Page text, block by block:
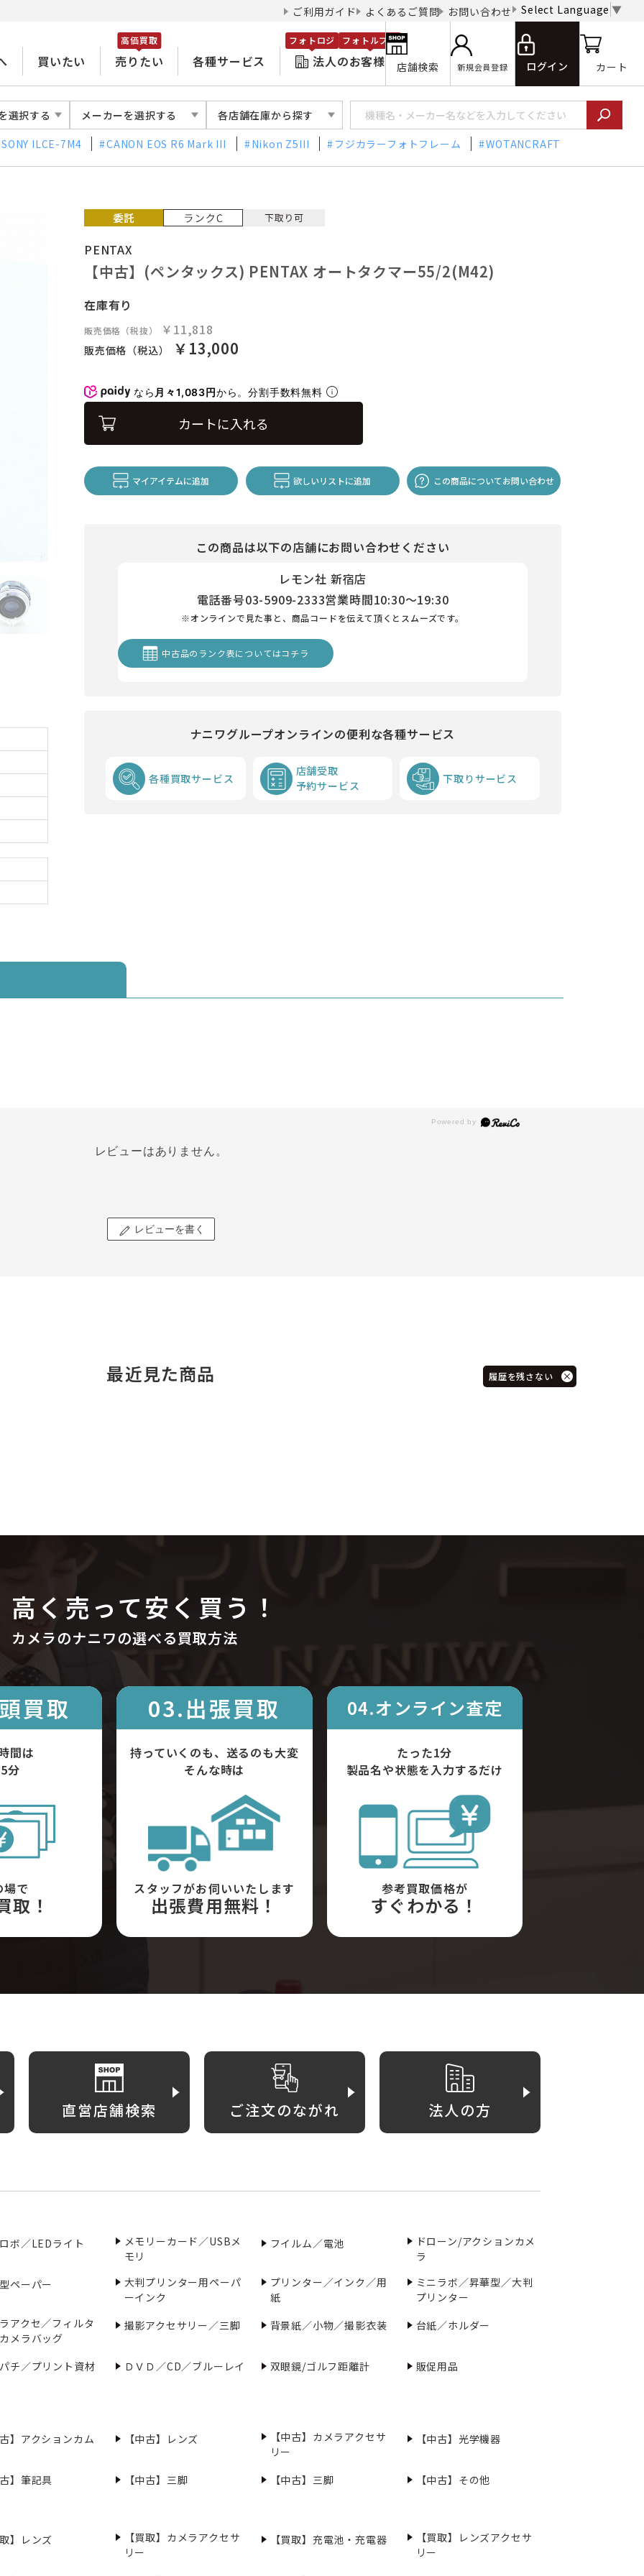
ご利用ガイド よくあるご質問 お問い合わせ Select Language ▼
買いたい 売りたい
高価買取
各種サービス 法人のお客様
フォトロジ フォトルプロ
店舗検索 新規会員登録 ログイン カート
選択する メーカーを選択する 各店舗在庫から探す
SONY ILCE-7M4 CANON EOS R6 Mark III Nikon Z5III フジカラーフォトフレーム WOTANCRAFT
PENTAX
【中古】(ペンタックス) PENTAX オートタクマー55/2(M42)
在庫有り
販売価格（税抜） ￥11,818
販売価格（税込） ￥13,000
なら 月々1,083円から。分割手数料無料
カートに入れる
マイアイテムに追加 欲しいリストに追加 この商品についてお問い合わせ
この商品は以下の店舗にお問い合わせください
レモン社 新宿店
電話番号03-5909-2333営業時間10:30～19:30
※オンラインで見た事と、商品コードを伝えて頂くとスムーズです。
中古品のランク表についてはコチラ
ナニワグループオンラインの便利な各種サービス
各種買取サービス
店舗受取
予約サービス
下取りサービス
レビューはありません。
レビューを書く
最近見た商品 履歴を残さない
高く売って安く買う！
カメラのナニワの選べる買取方法
買取
間は
分
場で
取！
03.出張買取
持っていくのも、送るのも大変
そんな時は
スタッフがお伺いいたします
出張費用無料！
04.オンライン査定
たった1分
製品名や状態を入力するだけ
参考買取価格が
すぐわかる！
直営店舗検索 ご注文のながれ 法人の方
ボ／LEDライト
メモリーカード／USBメ
モリ
フイルム／電池
ドローン/アクションカメ
ラ
ペーパー
大判プリンター用ペーパ
ーインク
プリンター／インク／用
紙
ミニラボ／昇華型／大判
プリンター
アクセ／フィルタ
メラバッグ
撮影アクセサリー／三脚 背景紙／小物／撮影衣装 台紙／ホルダー
チ／プリント資材 ＤＶＤ／CD／ブルーレイ 双眼鏡/ゴルフ距離計 販促用品
】アクションカム 【中古】レンズ
【中古】カメラアクセサ
リー
【中古】光学機器
】筆記具 【中古】三脚 【中古】三脚 【中古】その他
】レンズ
【買取】カメラアクセサ
リー
【買取】充電池・充電器
【買取】レンズアクセサ
リー